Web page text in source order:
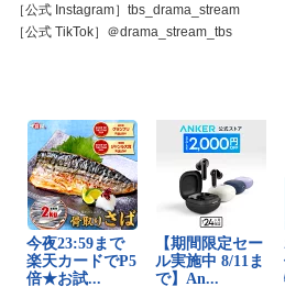
［公式 Instagram］tbs_drama_stream
［公式 TikTok］＠drama_stream_tbs